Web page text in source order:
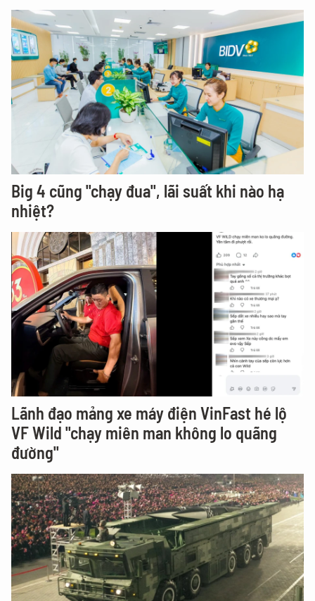
Big 4 cũng "chạy đua", lãi suất khi nào hạ
nhiệt?
Lãnh đạo mảng xe máy điện VinFast hé lộ
VF Wild "chạy miên man không lo quãng
đường"